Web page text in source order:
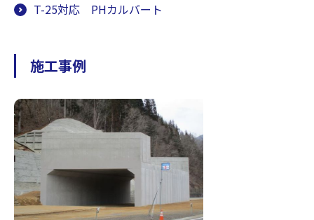
T-25対応 PHカルバート
施工事例